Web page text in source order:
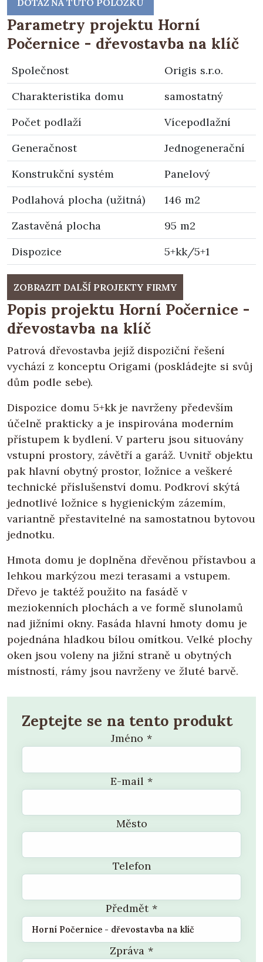
DOTAZ NA TUTO POLOŽKU
Parametry projektu Horní
Počernice - dřevostavba na klíč
Společnost
Origis s.r.o.
Charakteristika domu
samostatný
Počet podlaží
Vícepodlažní
Generačnost
Jednogenerační
Konstrukční systém
Panelový
Podlahová plocha (užitná)
146 m2
Zastavěná plocha
95 m2
Dispozice
5+kk/5+1
ZOBRAZIT DALŠÍ PROJEKTY FIRMY
Popis projektu Horní Počernice -
dřevostavba na klíč
Patrová dřevostavba jejíž dispoziční řešení
vychází z konceptu Origami (poskládejte si svůj
dům podle sebe).
Dispozice domu 5+kk je navrženy především
účelně prakticky a je inspirována moderním
přístupem k bydlení. V parteru jsou situovány
vstupní prostory, závětří a garáž. Uvnitř objektu
pak hlavní obytný prostor, ložnice a veškeré
technické příslušenství domu. Podkroví skýtá
jednotlivé ložnice s hygienickým zázemím,
variantně přestavitelné na samostatnou bytovou
jednotku.
Hmota domu je doplněna dřevěnou přístavbou a
lehkou markýzou mezi terasami a vstupem.
Dřevo je taktéž použito na fasádě v
meziokenních plochách a ve formě slunolamů
nad jižními okny. Fasáda hlavní hmoty domu je
pojednána hladkou bílou omítkou. Velké plochy
oken jsou voleny na jižní straně u obytných
místností, rámy jsou navrženy ve žluté barvě.
Zeptejte se na tento produkt
Jméno *
E-mail *
Město
Telefon
Předmět*
Zpráva *